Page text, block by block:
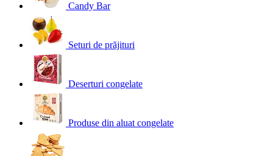
Candy Bar
Seturi de prăjituri
Deserturi congelate
Produse din aluat congelate